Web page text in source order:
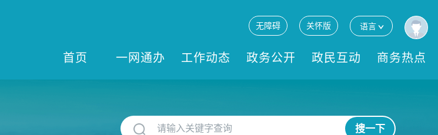
无障碍 关怀版 语言
首页 一网通办 工作动态 政务公开 政民互动 商务热点
搜一下